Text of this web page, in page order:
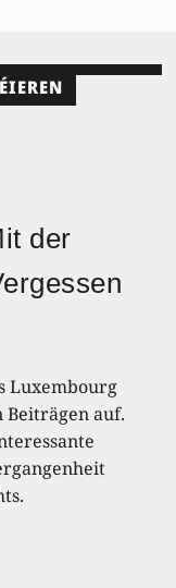
der
Luxembourg
auf.